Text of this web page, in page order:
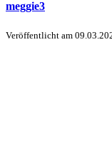
meggie3
Veröffentlicht am